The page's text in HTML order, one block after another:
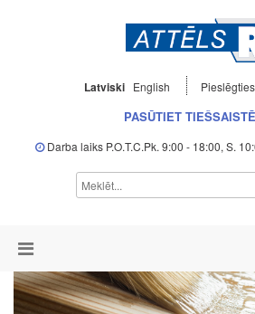
Latviski English Pieslēgties
PASŪTIET
Darba laiks P.O.T.C.Pk. 9:00 - 18:00, S.